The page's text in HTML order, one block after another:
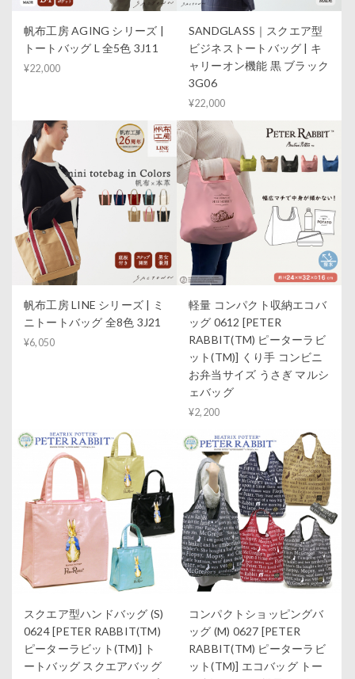
帆布工房 AGING シリーズ |
トートバッグ L 全5色 3J11
¥22,000
SANDGLASS｜スクエア型
ビジネストートバッグ | キ
ャリーオン機能 黒 ブラック
3G06
¥22,000
帆布工房 LINE シリーズ | ミ
ニトートバッグ 全8色 3J21
¥6,050
軽量 コンパクト収納エコバ
ッグ 0612 [PETER
RABBIT(TM) ピーターラビ
ット(TM)] くり手 コンビニ
お弁当サイズ うさぎ マルシ
ェバッグ
¥2,200
スクエア型ハンドバッグ (S)
0624 [PETER RABBIT(TM)
ピーターラビット(TM)] ト
ートバッグ スクエアバッグ
コンパクトショッピングバ
ッグ (M) 0627 [PETER
RABBIT(TM) ピーターラビ
ット(TM)] エコバッグ トー